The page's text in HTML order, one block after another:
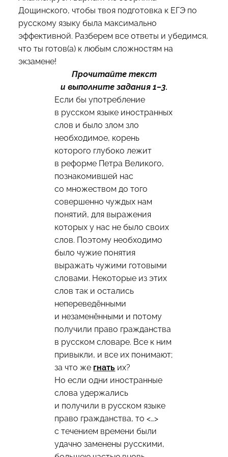
Дощинского, чтобы твоя подготовка к ЕГЭ по
русскому языкубыла максимально
эффективной. Разберем все ответы и убедимся,
что ты готов(а) к любым сложностям на
экзамене!
Прочитайте текст
и выполните задания 1–3.
Если бы употребление
в русском языке иностранных
слов и было злом зло
необходимое, корень
которого глубоко лежит
в реформе Петра Великого,
познакомившей нас
со множеством до того
совершенно чуждых нам
понятий, для выражения
которых у нас не было своих
слов. Поэтому необходимо
было чужие понятия
выражать чужими готовыми
словами. Некоторые из этих
слов так и остались
непереведёнными
и незаменёнными и потому
получили право гражданства
в русском словаре. Все к ним
привыкли, и все их понимают;
за что же гнать их?
Но если одни иностранные
слова удержались
и получили в русском языке
право гражданства, то <…>
с течением времени были
удачно заменены русскими,